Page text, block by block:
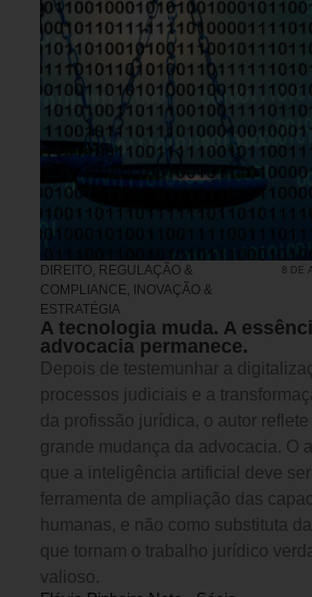
DIREITO, REGULAÇÃO &
COMPLIANCE, INOVAÇÃO &
ESTRATÉGIA
8 DE
A tecnologia muda. A
advocacia permanece.
Depois de testemunhar a
processos judiciais e a
da profissão jurídica, o autor
grande mudança da advocacia. O
que a inteligência artificial deve
ferramenta de ampliação das
humanas, e não como substituta
que tornam o trabalho jurídico
valioso.